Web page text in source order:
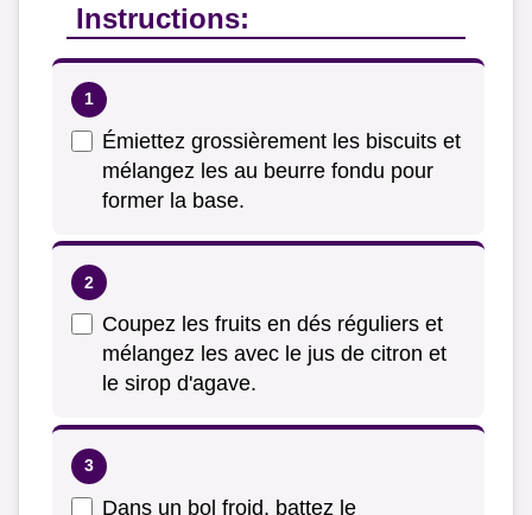
Instructions:
Émiettez grossièrement les biscuits et
mélangez les au beurre fondu pour
former la base.
Coupez les fruits en dés réguliers et
mélangez les avec le jus de citron et
le sirop d'agave.
Dans un bol froid, battez le